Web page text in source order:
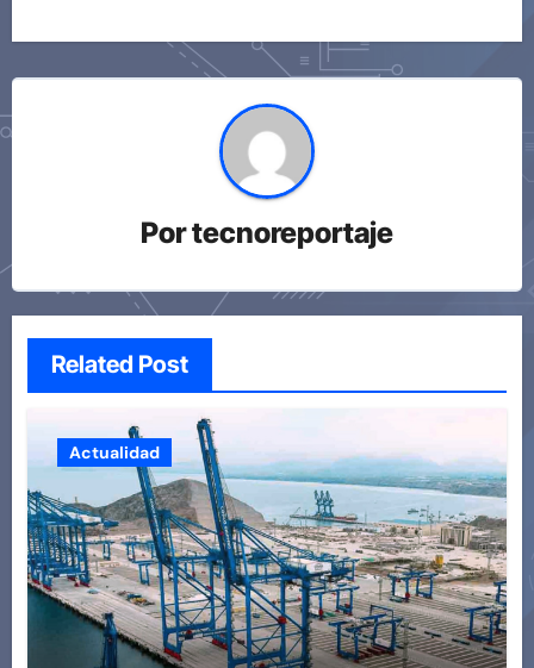
Portecnoreportaje
Related Post
Actualidad